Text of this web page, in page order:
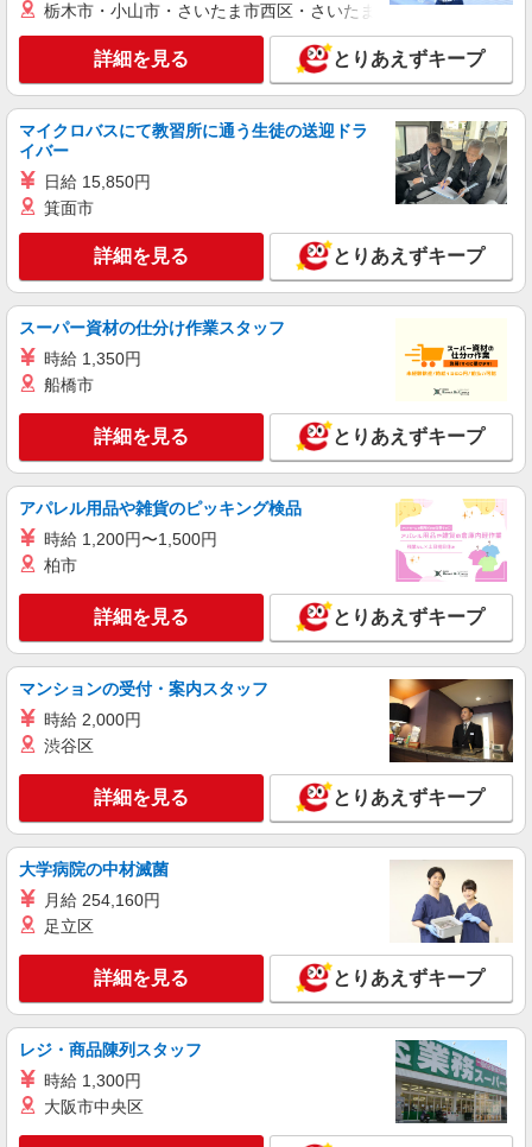
栃木市・小山市・さいたま市西区・さいたま市岩槻区・久喜市・
詳細を見る とりあえずキープ
マイクロバスにて教習所に通う生徒の送迎ドラ
イバー
日給 15,850円
箕面市
詳細を見る とりあえずキープ
スーパー資材の仕分け作業スタッフ
時給 1,350円
船橋市
詳細を見る とりあえずキープ
アパレル用品や雑貨のピッキング検品
時給 1,200円〜1,500円
柏市
詳細を見る とりあえずキープ
マンションの受付・案内スタッフ
時給 2,000円
渋谷区
詳細を見る とりあえずキープ
大学病院の中材滅菌
月給 254,160円
足立区
詳細を見る とりあえずキープ
レジ・商品陳列スタッフ
時給 1,300円
大阪市中央区